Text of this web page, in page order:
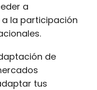
a
la participación
de
tus